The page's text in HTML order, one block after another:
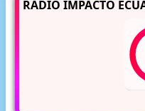
RADIO IMPACTO